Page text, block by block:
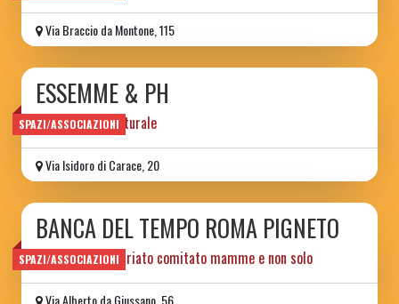
Via Braccio da Montone, 115
SPAZI/ASSOCIAZIONI
ESSEMME & PH
associazione culturale
Via Isidoro di Carace, 20
SPAZI/ASSOCIAZIONI
BANCA DEL TEMPO ROMA PIGNETO
ass.ne di volontariato comitato mamme e non solo